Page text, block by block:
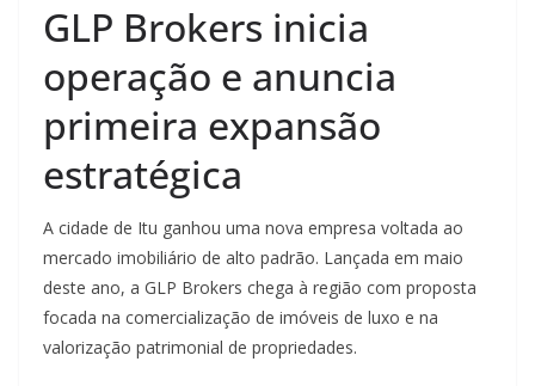
GLP Brokers inicia
operação e anuncia
primeira expansão
estratégica
A cidade de Itu ganhou uma nova empresa voltada ao
mercado imobiliário de alto padrão. Lançada em maio
deste ano, a GLP Brokers chega à região com proposta
focada na comercialização de imóveis de luxo e na
valorização patrimonial de propriedades.